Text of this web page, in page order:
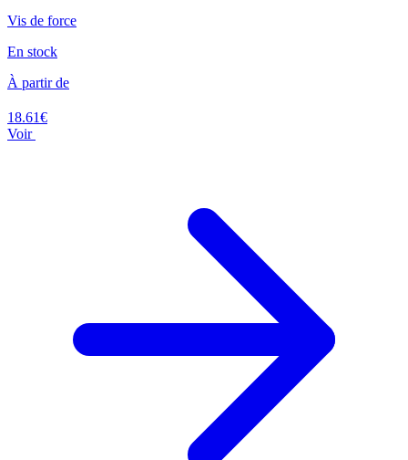
Vis de force
En stock
À partir de
18.61€
Voir